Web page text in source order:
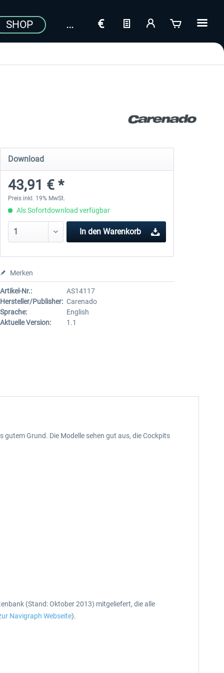
SHOP
Download
43,91 € *
Preis inkl. 19% MwSt.
Als Sofortdownload verfügbar
In den Warenkorb
Merken
Artikel-Nr.:
AS14117
Hersteller/Publisher: Carenado
Sprache:
English
Aktuelle Version:
1.1
Grund. Die Modelle sehen gut aus, die Cockpits
(Stand: Oktober 2013) mitgeliefert, die alle
Navigraph Webseite).